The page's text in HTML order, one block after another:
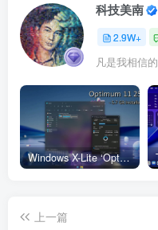
科技美南
2.9W+
Windows X-Lite ‘Optimum 11’ 25H2 Pro v2
上一篇